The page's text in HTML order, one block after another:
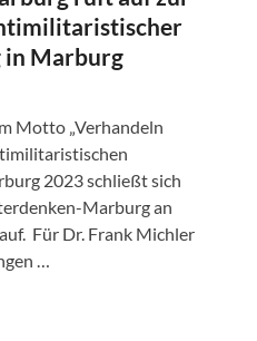
in Marburg
Motto „Verhandeln
2023 schließt sich
Marburg an
Für Dr. Frank Michler
…